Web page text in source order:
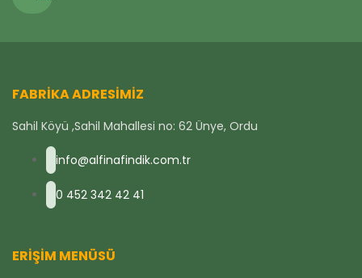
FABRIKA ADRESIMIZ
Sahil Köyü ,Sahil Mahallesi no: 62 Ünye, Ordu
info@alfinafindik.com.tr
0 452 342 42 41
ERIŞIM MENÜSÜ